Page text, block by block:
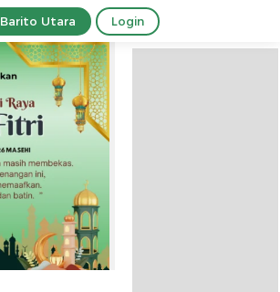
Barito Utara Login